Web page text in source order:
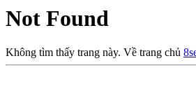
Not Found
Không tìm thấy trang này. Về trang chủ